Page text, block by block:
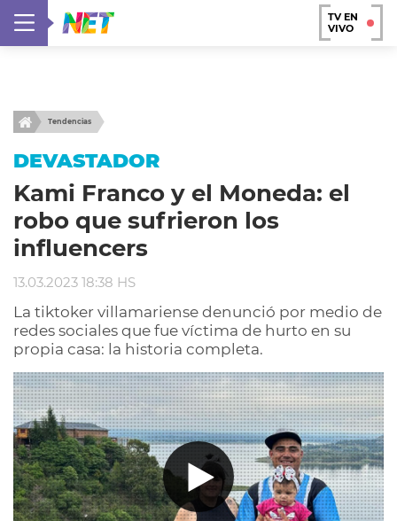
TV EN
VIVO
Tendencias
DEVASTADOR
Kami Franco y el Moneda: el
robo que sufrieron los
influencers
13.03.2023 18:38 HS
La tiktoker villamariense denunció por medio de
redes sociales que fue víctima de hurto en su
propia casa: la historia completa.